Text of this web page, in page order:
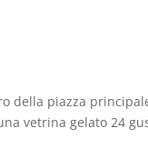
della piazza
vetrina gelato 24